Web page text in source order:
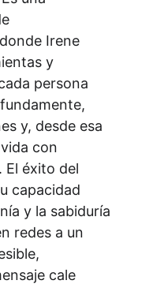
Irene
y
persona
y, desde esa
con
El éxito del
capacidad
y la sabiduría
redes a un
cale